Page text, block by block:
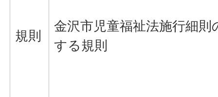
規則
金沢市児童福祉法施行細則
する規則